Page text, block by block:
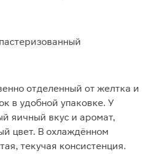
отделенный от желтка и
в удобной упаковке. У
яичный вкус и аромат,
цвет. В охлаждённом
текучая консистенция.